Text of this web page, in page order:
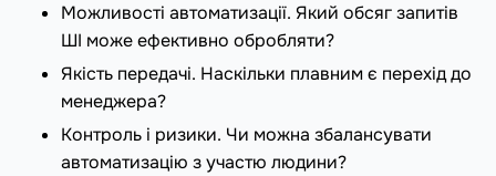
Можливості автоматизації. Який обсяг запитів
ШІ може ефективно обробляти?
Якість передачі. Наскільки плавним є перехід до
менеджера?
Контроль і ризики. Чи можна збалансувати
автоматизацію з участю людини?